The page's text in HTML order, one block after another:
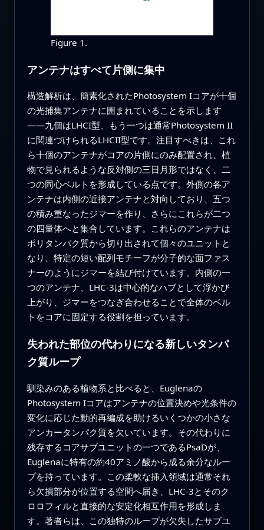
Figure 1.
アンテナはすべて片側に集中
構造解析は、簡素化されたPhotosystem Iコアが十個
の光捕集アンテナに囲まれていることを示します
――九個はLHCI型、もう一つは通常Photosystem II
に関連づけられるLHCII型です。注目すべきは、これ
ら十個のアンテナがコアの片側にのみ配置され、植
物で見られるような反対側の三日月形ではなく、二
つの同心ベルトを形成している点です。外側の各ア
ンテナは内側の近接アンテナと対向しており、五つ
の積み重なったジマーを作り、さらにこれらが二つ
の四量体へと集合しています。これらのアンテナは
ポリタンパク質から切り出されて個々のユニットと
なり、特定の短い配列モチーフが分子的な面ファス
ナーのようにジマーを結び付けています。内側の一
つのアンテナ、LHC-3は中心的なハブとして浮かび
上がり、ジマーをつなぎ合わせることで全体のベル
トをコアに固定する役割を担っています。
失われた部位の代わりになる新しいタンパ
ク質ループ
馴染みのある植物系と比べると、Euglenaの
Photosystem Iコアはアンテナの位置決めや光条件の
変化に応じた動的再編成を助けるいくつかの小さな
アンカータンパク質を欠いています。その代わりに
残存するコアサブユニットの一つであるPsaDが、
Euglenaに特有の約40アミノ酸から成る余分なルー
プを持っています。この柔軟な挿入領域は通常それ
ら欠損部分が位置する空間へ届き、LHC-3とそのク
ロロフィルと直接的な安定化相互作用を形成しま
す。著者らは、この独特のループが欠失したサブユ